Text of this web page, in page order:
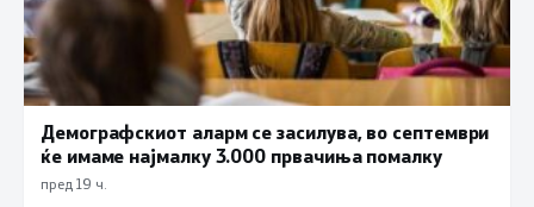
Демографскиот аларм се засилува, во септември
ќе имаме најмалку 3.000 првачиња помалку
пред 19 ч.